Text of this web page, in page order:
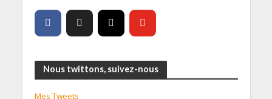
Nous twittons, suivez-nous
Mes Tweets